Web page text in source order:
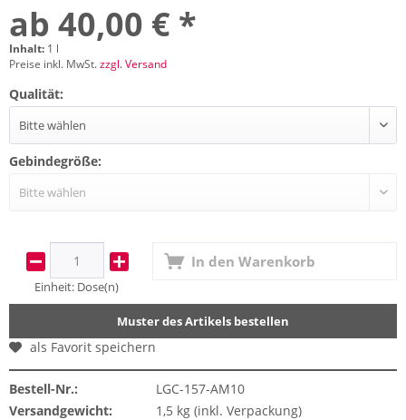
ab 40,00 € *
Inhalt: 1 l
Preise inkl. MwSt.zzgl. Versand
Qualität:
Gebindegröße:
Einheit: Dose(n)
In den Warenkorb
Muster des Artikels bestellen
als Favorit speichern
Bestell-Nr.:
LGC-157-AM10
Versandgewicht:
1,5 kg (inkl. Verpackung)